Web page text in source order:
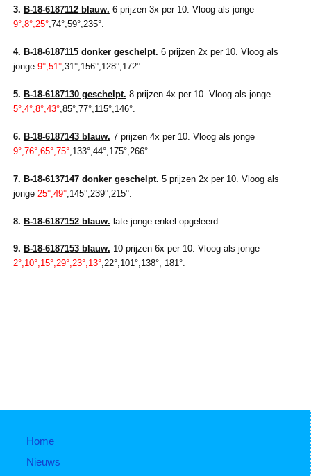
3. B-18-6187112 blauw. 6 prijzen 3x per 10. Vloog als jonge
9°,8°,25°,74°,59°,235°.
4. B-18-6187115 donker geschelpt. 6 prijzen 2x per 10. Vloog als
jonge 9°,51°,31°,156°,128°,172°.
5. B-18-6187130 geschelpt. 8 prijzen 4x per 10. Vloog als jonge
5°,4°,8°,43°,85°,77°,115°,146°.
6. B-18-6187143 blauw. 7 prijzen 4x per 10. Vloog als jonge
9°,76°,65°,75°,133°,44°,175°,266°.
7. B-18-6137147 donker geschelpt. 5 prijzen 2x per 10. Vloog als
jonge 25°,49°,145°,239°,215°.
8. B-18-6187152 blauw. late jonge enkel opgeleerd.
9. B-18-6187153 blauw. 10 prijzen 6x per 10. Vloog als jonge
2°,10°,15°,29°,23°,13°,22°,101°,138°, 181°.
Home
Nieuws